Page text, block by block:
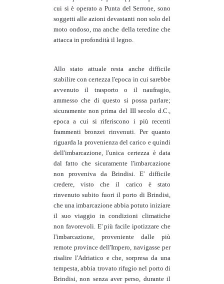
cui si è operato a Punta del Serrone, sono
soggetti alle azioni devastanti non solo del
moto ondoso, ma anche della teredine che
attacca in profondità il legno.
Allo stato attuale resta anche difficile
stabilire con certezza l'epoca in cui sarebbe
avvenuto il trasporto o il naufragio,
ammesso che di questo si possa parlare;
sicuramente non prima del III secolo d.C.,
epoca a cui si riferiscono i più recenti
frammenti bronzei rinvenuti. Per quanto
riguarda la provenienza del carico e quindi
dell'imbarcazione, l'unica certezza è data
dal fatto che sicuramente l'imbarcazione
non proveniva da Brindisi. E' difficile
credere, visto che il carico è stato
rinvenuto subito fuori il porto di Brindisi,
che una imbarcazione abbia potuto iniziare
il suo viaggio in condizioni climatiche
non favorevoli. E' più facile ipotizzare che
l'imbarcazione, proveniente dalle più
remote province dell'Impero, navigasse per
risalire l'Adriatico e che, sorpresa da una
tempesta, abbia trovato rifugio nel porto di
Brindisi, non senza aver perso, durante il